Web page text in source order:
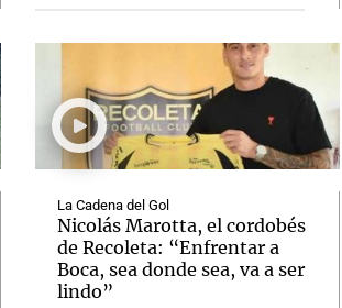
La Cadena del Gol
Nicolás Marotta, el cordobés
de Recoleta: “Enfrentar a
Boca, sea donde sea, va a ser
lindo”
de Arequito Cadena 3 en Groenlandia